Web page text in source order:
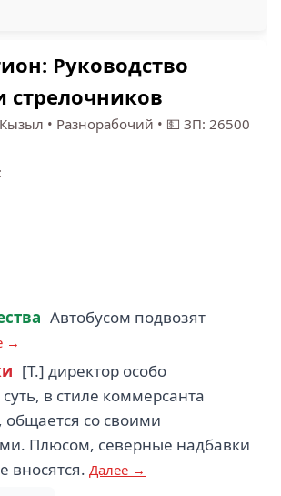
Руководство
стрелочников
Кызыл • Разнорабочий • 💵 ЗП: 26500
Автобусом подвозят
→
[Т.] директор особо
в стиле коммерсанта
общается со своими
Плюсом, северные надбавки
вносятся. Далее →